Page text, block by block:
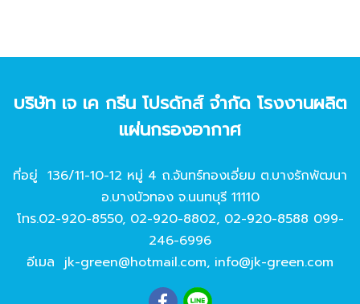
บริษัท เจ เค กรีน โปรดักส์ จํากัด โรงงานผลิต
แผ่นกรองอากาศ
ที่อยู่ 136/11-10-12 หมู่ 4 ถ.จันทร์ทองเอี่ยม ต.บางรักพัฒนา
อ.บางบัวทอง จ.นนทบุรี 11110
โทร.02-920-8550, 02-920-8802, 02-920-8588 099-
246-6996
อีเมล jk-green@hotmail.com, info@jk-green.com